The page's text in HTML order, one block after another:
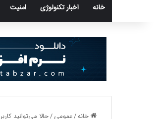
خانه اخبار تکنولوژی امنيت
خانه/عمومی/حالا می‌توانید